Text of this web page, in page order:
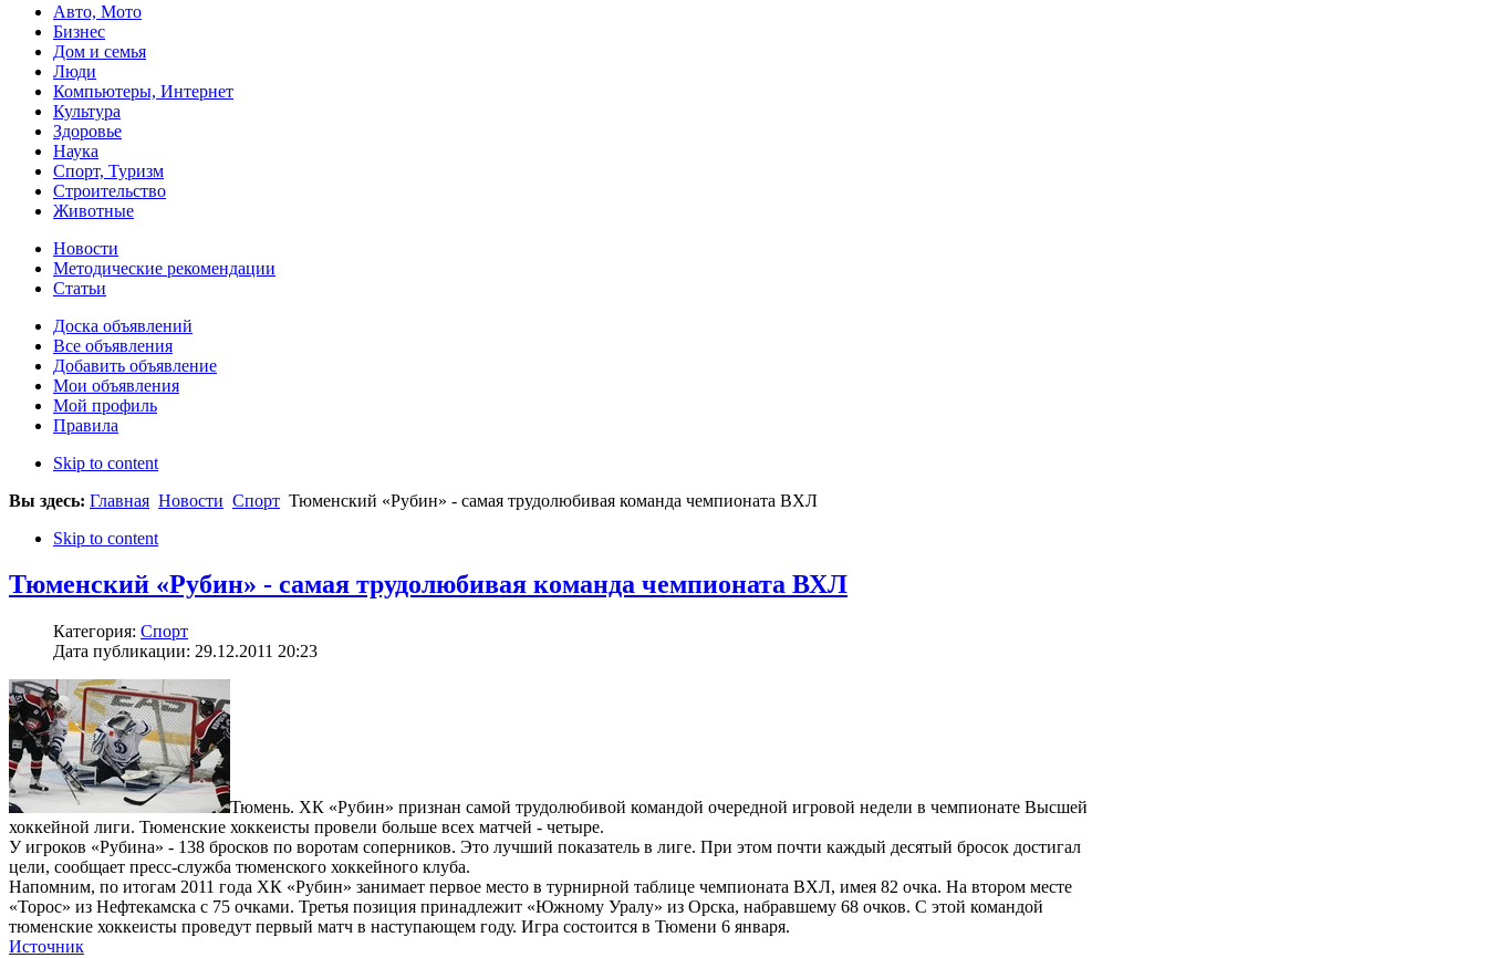
Авто, Мото
Бизнес
Дом и семья
Люди
Компьютеры, Интернет
Культура
Здоровье
Наука
Спорт, Туризм
Строительство
Животные
Новости
Методические рекомендации
Статьи
Доска объявлений
Все объявления
Добавить объявление
Мои объявления
Мой профиль
Правила
Skip to content
Вы здесь: Главная Новости Спорт Тюменский «Рубин» - самая трудолюбивая команда чемпионата ВХЛ
Skip to content
Тюменский «Рубин» - самая трудолюбивая команда чемпионата ВХЛ
Категория: Спорт
Дата публикации: 29.12.2011 20:23
Тюмень. ХК «Рубин» признан самой трудолюбивой командой очередной игровой недели в чемпионате Высшей
хоккейной лиги. Тюменские хоккеисты провели больше всех матчей - четыре.
У игроков «Рубина» - 138 бросков по воротам соперников. Это лучший показатель в лиге. При этом почти каждый десятый бросок достигал
цели, сообщает пресс-служба тюменского хоккейного клуба.
Напомним, по итогам 2011 года ХК «Рубин» занимает первое место в турнирной таблице чемпионата ВХЛ, имея 82 очка. На втором месте
«Торос» из Нефтекамска с 75 очками. Третья позиция принадлежит «Южному Уралу» из Орска, набравшему 68 очков. С этой командой
тюменские хоккеисты проведут первый матч в наступающем году. Игра состоится в Тюмени 6 января.
Источник